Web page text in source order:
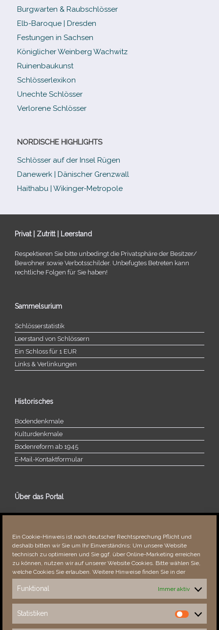
Ein Cookie-Hinweis ist nach deutscher Rechtsprechung Pflicht und
deshalb bitten wir Sie um Ihr Einverständnis: Um unsere Website
technisch zu optimieren und Sie ggf. über Online-Marketing erreichen
zu können, nutzen wir auf unserer Website Cookies. Bitte wählen Sie,
welche Cookies Sie erlauben. Weitere Hinweise finden Sie in der
Funktional Immer aktiv
Statistiken
Statistiken
Burgwarten & Raubschlösser
Elb-​Baroque | Dresden
Festungen in Sachsen
Königlicher Weinberg Wachwitz
Ruinenbaukunst
Schlösserlexikon
Unechte Schlösser
Verlorene Schlösser
NORDISCHE HIGHLIGHTS
Schlösser auf der Insel Rügen
Danewerk | Dänischer Grenzwall
Haithabu | Wikinger-Metropole
Privat | Zutritt | Leerstand
Respektieren Sie bitte unbe­dingt die Privatsphäre der Besitzer/​
Bewohner sowie Verbotsschilder. Unbefugtes Betreten kann
recht­li­che Folgen für Sie haben!
Sammelsurium
Schlösserstatistik
Leerstand von Schlössern
Ein Schloss für 1 EUR
Links & Verlinkungen
Historisches
Bodendenkmale
Kulturdenkmale
Bodenreform ab 1945
E‑Mail-​​Kontaktformular
Über das Portal
Über dieses Portal
Fehler bemerkt?
Besucher seit 08/​2021